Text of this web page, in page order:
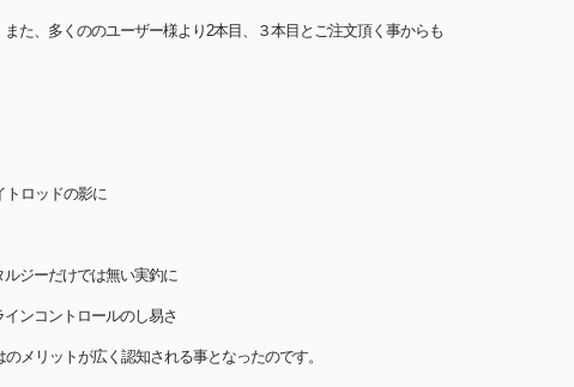
た、多くののユーザー様より2本目、３本目とご注文頂く事からも
トロッドの影に
ジーだけでは無い実釣に
ンコントロールのし易さ
メリットが広く認知される事となったのです。